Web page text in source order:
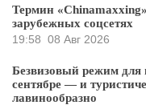
Термин
зарубежных соцсетях
19:58 08 Авг 2026
Безвизовый режим для
сентябре — и
лавинообразно